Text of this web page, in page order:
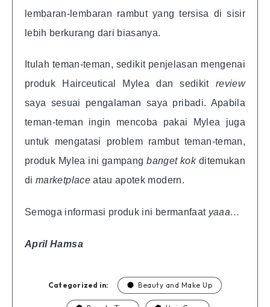
lembaran-lembaran rambut yang tersisa di sisir
lebih berkurang dari biasanya.
Itulah teman-teman, sedikit penjelasan mengenai
produk Hairceutical Mylea dan sedikit review
saya sesuai pengalaman saya pribadi. Apabila
teman-teman ingin mencoba pakai Mylea juga
untuk mengatasi problem rambut teman-teman,
produk Mylea ini gampangbanget kokditemukan
dimarketplaceatau apotek modern.
Semoga informasi produk ini bermanfaat yaaa…
April Hamsa
Categorized in: Beauty and Make Up